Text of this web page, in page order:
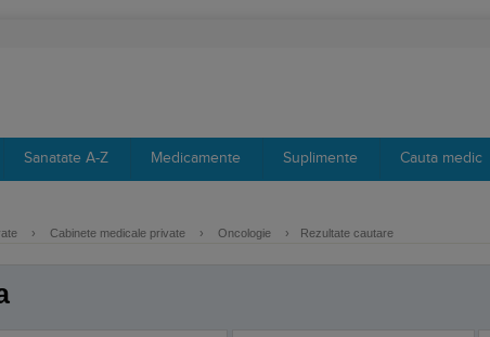
Sanatate A-Z Medicamente Suplimente Cauta medic
› Cabinete medicale private › Oncologie › Rezultate cautare